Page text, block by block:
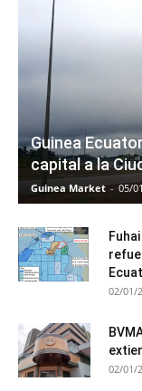
Guinea
capital a la
Guinea Market - 05/
02/01/
02/01/